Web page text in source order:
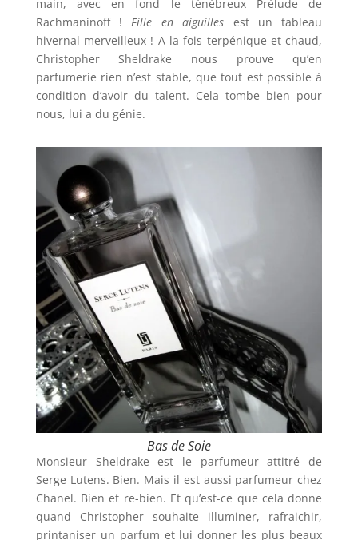
main, avec en fond le ténébreux Prélude de
Rachmaninoff ! Fille en aiguilles est un tableau
hivernal merveilleux ! A la fois terpénique et chaud,
Christopher Sheldrake nous prouve qu’en
parfumerie rien n’est stable, que tout est possible à
condition d’avoir du talent. Cela tombe bien pour
nous, lui a du génie.
Bas de Soie
Monsieur Sheldrake est le parfumeur attitré de
Serge Lutens. Bien. Mais il est aussi parfumeur chez
Chanel. Bien et re-bien. Et qu’est-ce que cela donne
quand Christopher souhaite illuminer, rafraichir,
printaniser un parfum et lui donner les plus beaux